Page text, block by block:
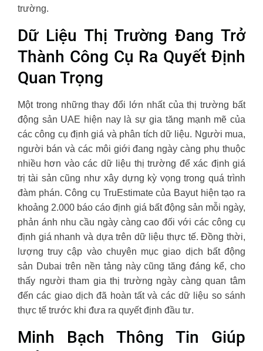
trường.
Dữ Liệu Thị Trường Đang Trở
Thành Công Cụ Ra Quyết Định
Quan Trọng
Một trong những thay đổi lớn nhất của thị trường bất
động sản UAE hiện nay là sự gia tăng mạnh mẽ của
các công cụ định giá và phân tích dữ liệu. Người mua,
người bán và các môi giới đang ngày càng phụ thuộc
nhiều hơn vào các dữ liệu thị trường để xác định giá
trị tài sản cũng như xây dựng kỳ vọng trong quá trình
đàm phán. Công cụ TruEstimate của Bayut hiện tạo ra
khoảng 2.000 báo cáo định giá bất động sản mỗi ngày,
phản ánh nhu cầu ngày càng cao đối với các công cụ
định giá nhanh và dựa trên dữ liệu thực tế. Đồng thời,
lượng truy cập vào chuyên mục giao dịch bất động
sản Dubai trên nền tảng này cũng tăng đáng kể, cho
thấy người tham gia thị trường ngày càng quan tâm
đến các giao dịch đã hoàn tất và các dữ liệu so sánh
thực tế trước khi đưa ra quyết định đầu tư.
Minh Bạch Thông Tin Giúp